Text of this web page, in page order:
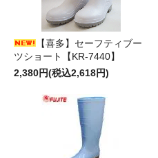
【喜多】セーフティブー
ツショート【KR-7440】
2,380円(税込2,618円)